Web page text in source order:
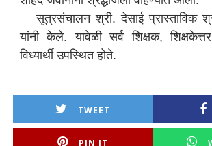
सूत्रसंचालन श्री. देसाई प्रास्ताविक
यांनी केले. यावेळी सर्व शिक्षक,
विध्यार्थी उपस्थित होते.
TWEET
PIN IT